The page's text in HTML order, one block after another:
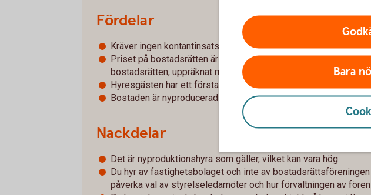
Fördelar
Kräver ingen kontantinsats
Priset på bostadsrätten är samma pris som fastighetsbolaget
bostadsrätten, uppräknat med konsumentprisindex
Hyresgästen har ett förstahandskontrakt hos en seriös
Bostaden är nyproducerad
Nackdelar
Det är nyproduktionshyra som gäller, vilket kan vara hög
Du hyr av fastighetsbolaget och inte av
påverka val av styrelseledamöter och hur förvaltningen av
Bara